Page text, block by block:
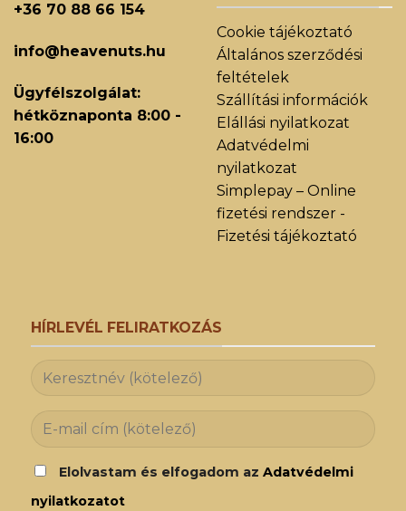
+36 70 88 66 154
info@heavenuts.hu
Ügyfélszolgálat:
hétköznaponta 8:00 -
16:00
Cookie tájékoztató
Általános szerződési
feltételek
Szállítási információk
Elállási nyilatkozat
Adatvédelmi
nyilatkozat
Simplepay – Online
fizetési rendszer -
Fizetési tájékoztató
HÍRLEVÉL FELIRATKOZÁS
Elolvastam és elfogadom az Adatvédelmi
nyilatkozatot